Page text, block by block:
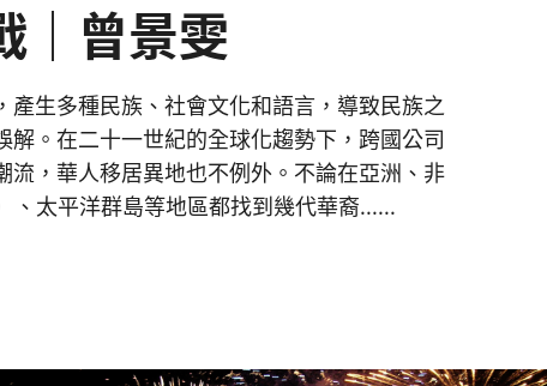
｜曾景雯
產生多種民族、社會文化和語言，導致民族之
解。在二十一世紀的全球化趨勢下，跨國公司
，華人移居異地也不例外。不論在亞洲、非
、太平洋群島等地區都找到幾代華裔......